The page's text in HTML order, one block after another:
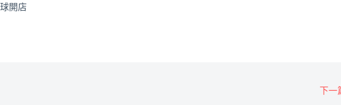
開店
下一